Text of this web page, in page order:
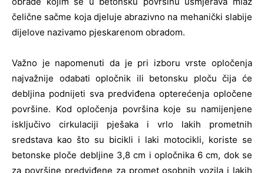
čelične sačme koja djeluje abrazivno na mehanički slabije
dijelove nazivamo pjeskarenom obradom.
Važno je napomenuti da je pri izboru vrste opločenja
najvažnije odabati opločnik ili betonsku ploču čija će
debljina podnijeti sva predviđena opterećenja opločene
površine. Kod opločenja površina koje su namijenjene
isključivo cirkulaciji pješaka i vrlo lakih prometnih
sredstava kao što su bicikli i laki motocikli, koriste se
betonske ploče debljine 3,8 cm i opločnika 6 cm, dok se
za površine predviđene za promet osobnih vozila i lakih